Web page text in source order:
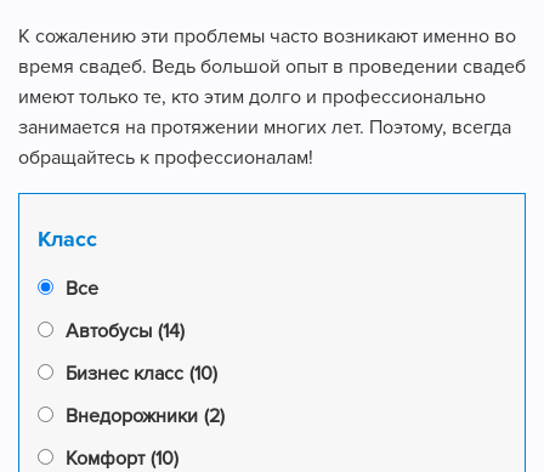
К сожалению эти проблемы часто возникают именно во
время свадеб. Ведь большой опыт в проведении свадеб
имеют только те, кто этим долго и профессионально
занимается на протяжении многих лет. Поэтому, всегда
обращайтесь к профессионалам!
Класс
Все
Автобусы (14)
Бизнес класс (10)
Внедорожники (2)
Комфорт (10)